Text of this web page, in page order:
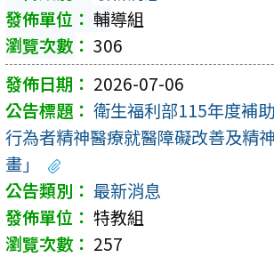
輔導組
306
2026-07-06
衛生福利部115年度補
行為者精神醫療就醫障礙改善及精
畫」
最新消息
特教組
257